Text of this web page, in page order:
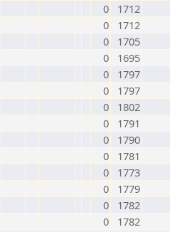
0
1712
0
1712
0
1705
0
1695
0
1797
0
1797
0
1802
0
1791
0
1790
0
1781
0
1773
0
1779
0
1782
0 1782